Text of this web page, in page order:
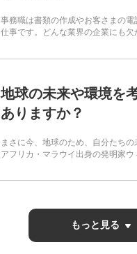
事務職は書類の作成やお客さまの
仕事です。どんな業界の企業にも
地球の未来や環境を
ありますか？
まさに今、地球のため、自分たち
アフリカ・マラウイ出身の発明家ウ
もっと見る